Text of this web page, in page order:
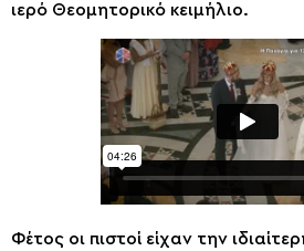
ιερό Θεομητορικό κειμήλιο.
Φέτος οι πιστοί είχαν την